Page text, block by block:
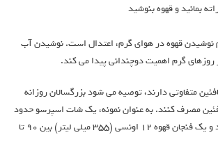
بمانید و قهوه بنوشید
نوشیدن قهوه در هوای گرم، اعتدال است. نوشیدن آب
گرم اهمیت دوچندانی پیدا می کند.
متفاوتی دارند، توصیه می شود بزرگسالان روزانه
کافئین مصرف کنند. به عنوان نمونه، یک شات اسپرسو حدود
64 میلی گرم کافئین دارد و یک فنجان قهوه 12 اونسی (355 میلی لیتر) بین 90 تا